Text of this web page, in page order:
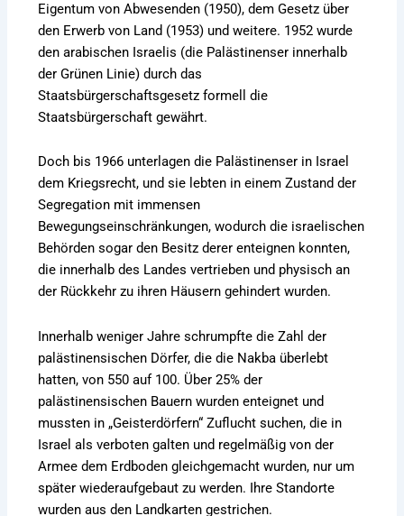
Eigentum von Abwesenden (1950), dem Gesetz über
den Erwerb von Land (1953) und weitere. 1952 wurde
den arabischen Israelis (die Palästinenser innerhalb
der Grünen Linie) durch das
Staatsbürgerschaftsgesetz formell die
Staatsbürgerschaft gewährt.
Doch bis 1966 unterlagen die Palästinenser in Israel
dem Kriegsrecht, und sie lebten in einem Zustand der
Segregation mit immensen
Bewegungseinschränkungen, wodurch die israelischen
Behörden sogar den Besitz derer enteignen konnten,
die innerhalb des Landes vertrieben und physisch an
der Rückkehr zu ihren Häusern gehindert wurden.
Innerhalb weniger Jahre schrumpfte die Zahl der
palästinensischen Dörfer, die die Nakba überlebt
hatten, von 550 auf 100. Über 25% der
palästinensischen Bauern wurden enteignet und
mussten in „Geisterdörfern“ Zuflucht suchen, die in
Israel als verboten galten und regelmäßig von der
Armee dem Erdboden gleichgemacht wurden, nur um
später wiederaufgebaut zu werden. Ihre Standorte
wurden aus den Landkarten gestrichen.